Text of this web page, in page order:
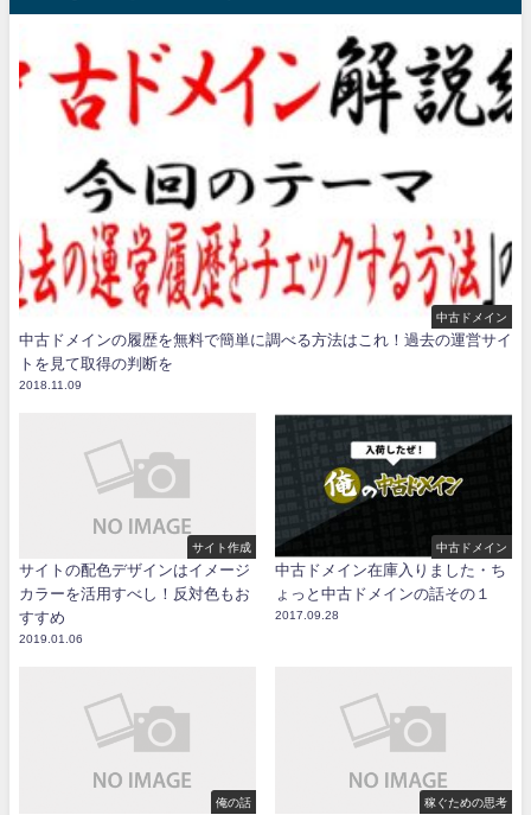
中古ドメイン
中古ドメインの履歴を無料で簡単に調べる方法はこれ！過去の運営サイ
トを見て取得の判断を
2018.11.09
サイト作成
サイトの配色デザインはイメージ
カラーを活用すべし！反対色もお
すすめ
2019.01.06
中古ドメイン
中古ドメイン在庫入りました・ち
ょっと中古ドメインの話その１
2017.09.28
俺の話 稼ぐための思考